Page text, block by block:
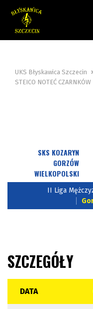
UKS Błyskawica Szczecin
STEICO NOTEĆ CZARNKÓW
SKS KOZARYN
GORZÓW
WIELKOPOLSKI
II Liga
SZCZEGÓŁY
DATA